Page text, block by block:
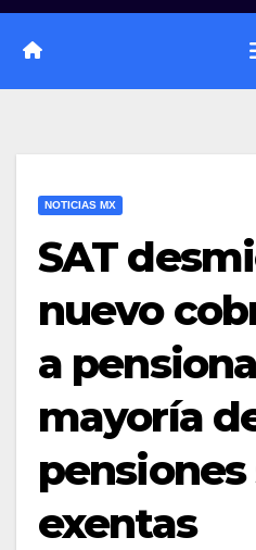
NOTICIAS MX
SAT
nuevo
a
mayoría
exentas